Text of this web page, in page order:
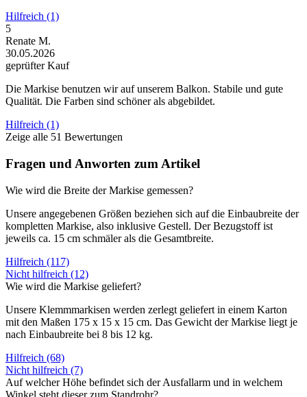
Hilfreich (1)
5
Renate M.
30.05.2026
geprüfter Kauf
Die Markise benutzen wir auf unserem Balkon. Stabile und gute
Qualität. Die Farben sind schöner als abgebildet.
Hilfreich (1)
Zeige alle 51 Bewertungen
Fragen und Anworten zum Artikel
Wie wird die Breite der Markise gemessen?
Unsere angegebenen Größen beziehen sich auf die Einbaubreite der
kompletten Markise, also inklusive Gestell. Der Bezugstoff ist
jeweils ca. 15 cm schmäler als die Gesamtbreite.
Hilfreich (117)
Nicht hilfreich (12)
Wie wird die Markise geliefert?
Unsere Klemmmarkisen werden zerlegt geliefert in einem Karton
mit den Maßen 175 x 15 x 15 cm. Das Gewicht der Markise liegt je
nach Einbaubreite bei 8 bis 12 kg.
Hilfreich (68)
Nicht hilfreich (7)
Auf welcher Höhe befindet sich der Ausfallarm und in welchem
Winkel steht dieser zum Standrohr?